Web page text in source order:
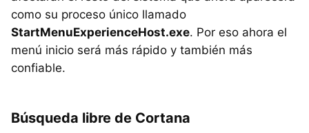
como su proceso único llamado
StartMenuExperienceHost.exe. Por eso ahora el
menú inicio será más rápido y también más
confiable.
Búsqueda libre de Cortana